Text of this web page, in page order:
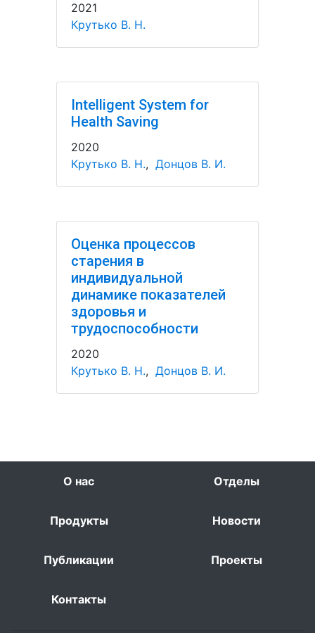
2021
Крутько В. Н.
Intelligent System for
Health Saving
2020
Крутько В. Н., Донцов В. И.
Оценка процессов
старения в
индивидуальной
динамике показателей
здоровья и
трудоспособности
2020
Крутько В. Н., Донцов В. И.
О нас Отделы
Продукты Новости
Публикации Проекты
Контакты